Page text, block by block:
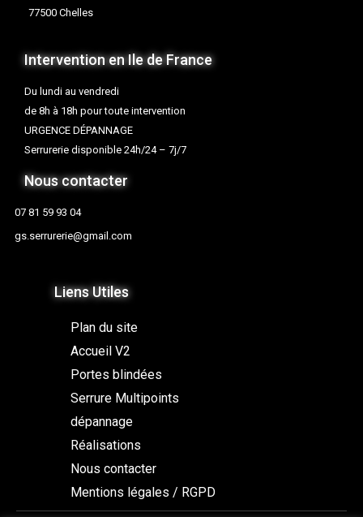
77500 Chelles
Intervention en Ile de France
Du lundi au vendredi
de 8h à 18h pour toute intervention
URGENCE DÉPANNAGE
Serrurerie disponible 24h/24 – 7j/7
Nous contacter
07 81 59 93 04
gs.serrurerie@gmail.com
Liens Utiles
Plan du site
Accueil V2
Portes blindées
Serrure Multipoints
dépannage
Réalisations
Nous contacter
Mentions légales / RGPD